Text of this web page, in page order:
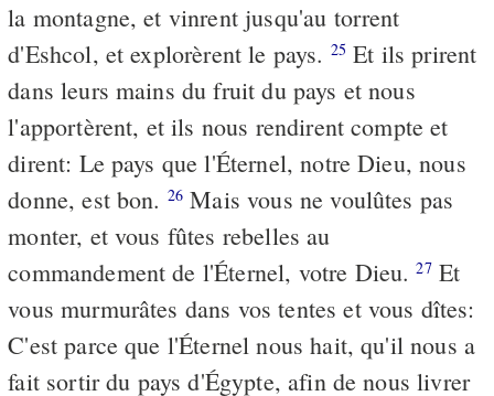
la montagne, et vinrent jusqu'au torrent
d'Eshcol, et explorèrent le pays. 25 Et ils prirent
dans leurs mains du fruit du pays et nous
l'apportèrent, et ils nous rendirent compte et
dirent: Le pays que l'Éternel, notre Dieu, nous
donne, est bon. 26 Mais vous ne voulûtes pas
monter, et vous fûtes rebelles au
commandement de l'Éternel, votre Dieu.27Et
vous murmurâtes dans vos tentes et vous dîtes:
C'est parce que l'Éternel nous hait, qu'il nous a
fait sortir du pays d'Égypte, afin de nous livrer